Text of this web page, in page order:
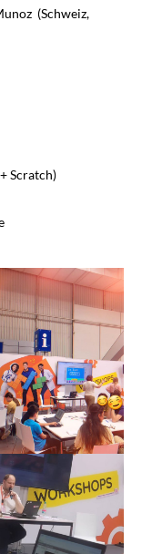
(Schweiz,
Scratch)